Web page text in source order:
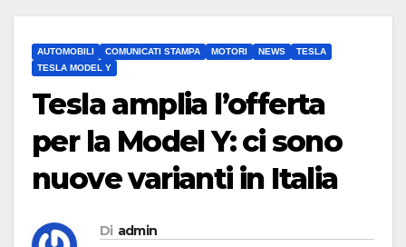
AUTOMOBILI COMUNICATI STAMPA MOTORI NEWS
TESLA
TESLA MODEL Y
Tesla amplia l’offerta
per la Model Y: ci sono
nuove varianti in Italia
Di admin